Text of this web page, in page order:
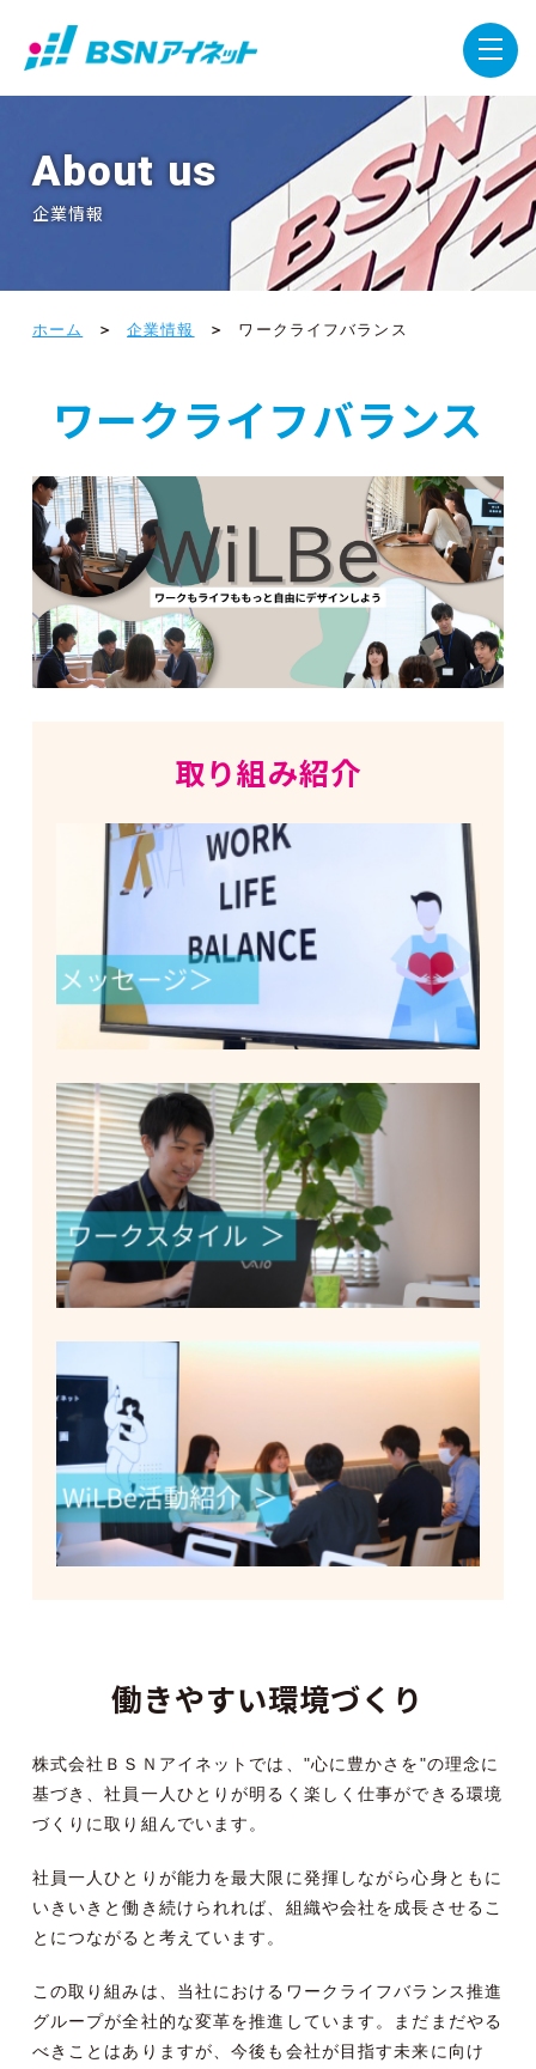
About us
企業情報
ホーム 企業情報 ワークライフバランス
ワークライフバランス
取り組み紹介
働きやすい環境づくり
株式会社ＢＳＮアイネットでは、"心に豊かさを"の理念に
基づき、社員一人ひとりが明るく楽しく仕事ができる環境
づくりに取り組んでいます。
社員一人ひとりが能力を最大限に発揮しながら心身ともに
いきいきと働き続けられれば、組織や会社を成長させるこ
とにつながると考えています。
この取り組みは、当社におけるワークライフバランス推進
グループが全社的な変革を推進しています。まだまだやる
べきことはありますが、今後も会社が目指す未来に向け